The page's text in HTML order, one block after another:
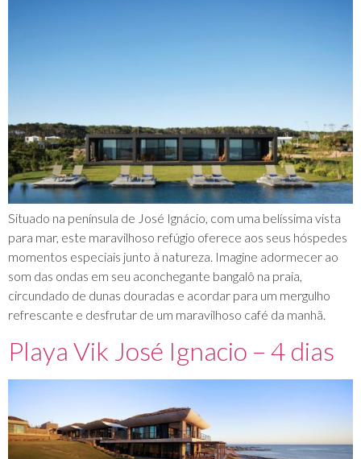
Situado na península de José Ignácio, com uma belíssima vista
para mar, este maravilhoso refúgio oferece aos seus hóspedes
momentos especiais junto à natureza. Imagine adormecer ao
som das ondas em seu aconchegante bangalô na praia,
circundado de dunas douradas e acordar para um mergulho
refrescante e desfrutar de um maravilhoso café da manhã.
Playa Vik José Ignacio – 4 dias